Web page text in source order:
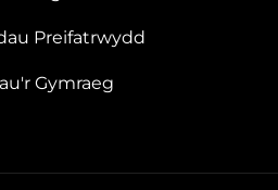
Preifatrwydd
Gymraeg